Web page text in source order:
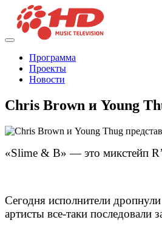
Программа
Проекты
Новости
Chris Brown и Young
«Slime & B» — это микстейп
Сегодня исполнители
артисты все-таки